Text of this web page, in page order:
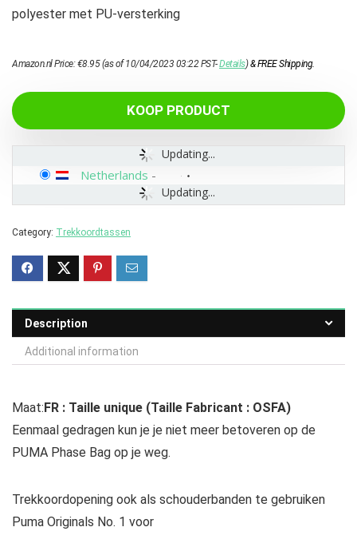
polyester met PU-versterking
Amazon.nl Price:€8.95(as of 10/04/2023 03:22 PST-Details)&FREE Shipping.
KOOP PRODUCT
Updating...
Updating...
Netherlands -
Category: Trekkoordtassen
Description
Additional information
Maat:FR : Taille unique (Taille Fabricant : OSFA)
Eenmaal gedragen kun je je niet meer betoveren op de
PUMA Phase Bag op je weg.
Trekkoordopening ook als schouderbanden te gebruiken
Puma Originals No. 1 voor